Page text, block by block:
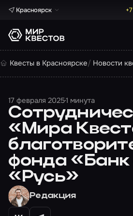
Красноярск
Квесты в Красноярске Новости
17 февраля 20251 минута
«Мира
фонда
«Русь»
Редакция